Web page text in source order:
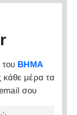
ΒΗΜΑ
κάθε μέρα τα
σου